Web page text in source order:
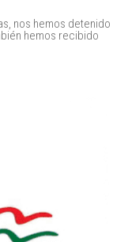
nos hemos detenido
hemos recibido